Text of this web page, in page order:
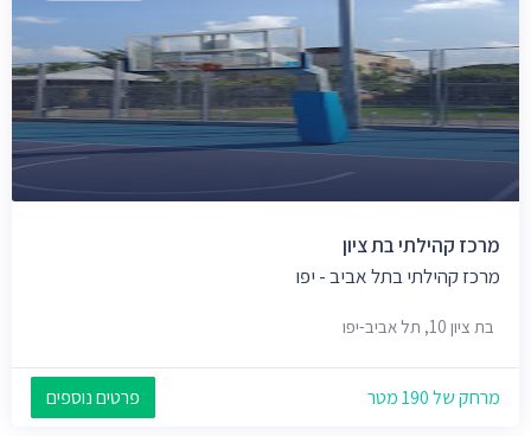
מרכז קהילתי בת ציון
מרכז קהילתי בתל אביב - יפו
בת ציון 10, תל אביב-יפו
מרחק של 190 מטר פרטים נוספים